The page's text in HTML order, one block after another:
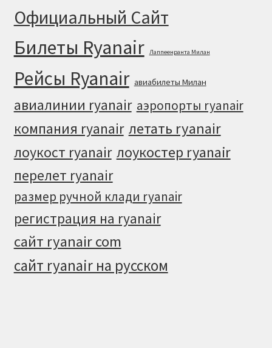
Официальный Cайт
Билеты Ryanair Лаппеенранта Милан
Рейсы Ryanair авиабилеты Милан
авиалинии ryanair аэропорты ryanair
компания ryanair летать ryanair
лоукост ryanair лоукостер ryanair
перелет ryanair
размер ручной клади ryanair
регистрация на ryanair
сайт ryanair com
сайт ryanair на русском